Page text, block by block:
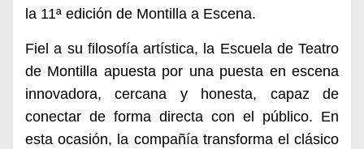
la 11ª edición de Montilla a Escena.
Fiel a su filosofía artística, la Escuela de Teatro
de Montilla apuesta por una puesta en escena
innovadora, cercana y honesta, capaz de
conectar de forma directa con el público. En
esta ocasión, la compañía transforma el clásico